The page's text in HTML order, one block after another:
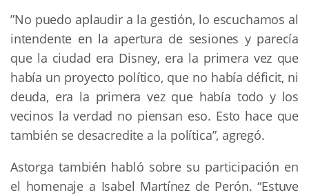
”No puedo aplaudir a la gestión, lo escuchamos al
intendente en la apertura de sesiones y parecía
que la ciudad era Disney, era la primera vez que
había un proyecto político, que no había déficit, ni
deuda, era la primera vez que había todo y los
vecinos la verdad no piensan eso. Esto hace que
también se desacredite a la política”, agregó.
Astorga también habló sobre su participación en
el homenaje a Isabel Martínez de Perón. “Estuve